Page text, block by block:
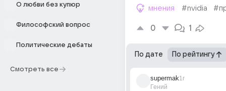
О любви без купюр
Философский вопрос
Политические дебаты
Смотреть все
мнения #nvidia
0 1
По дате По рейтингу
supermak
Гений
1г